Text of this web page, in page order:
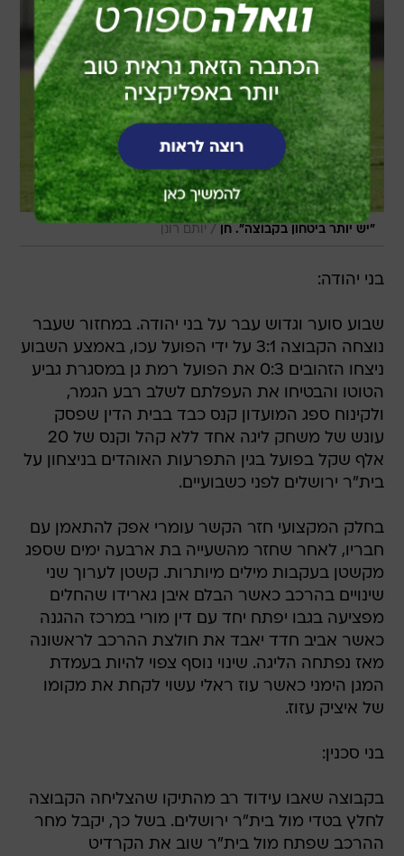
"יש יותר ביטחון בקבוצה". חן / יותם רונן
בני יהודה:
שבוע סוער וגדוש עבר על בני יהודה. במחזור שעבר
ניצחו הזהובים 0:3 את הפועל רמת גן במסגרת גביע
הטוטו והבטיחו את העפלתם לשלב רבע הגמר,
ולקינוח ספג המועדון קנס כבד בבית הדין שפסק
עונש של משחק ליגה אחד ללא קהל וקנס של 20
אלף שקל בפועל בגין התפרעות האוהדים בניצחון על
בית"ר ירושלים לפני כשבועיים.
בחלק המקצועי חזר הקשר עומרי אפק להתאמן עם
מקשטן בעקבות מילים מיותרות. קשטן לערוך שני
שינויים בהרכב כאשר הבלם איבן גארידו שהחלים
מפציעה בגבו יפתח יחד עם דין מורי במרכז ההגנה
כאשר אביב חדד יאבד את חולצת ההרכב לראשונה
מאז נפתחה הליגה. שינוי נוסף צפוי להיות בעמדת
המגן הימני כאשר עוז ראלי עשוי לקחת את מקומו
של איציק עזוז.
בני סכנין:
בקבוצה שאבו עידוד רב מהתיקו שהצליחה הקבוצה
ההרכב שפתח מול בית"ר שוב את הקרדיט
מסלובודן דראפיץ'. המאמן אמר היום באסיפת
הקבוצה שהיה מרוצה מהמחויבות שהראו חניכיו